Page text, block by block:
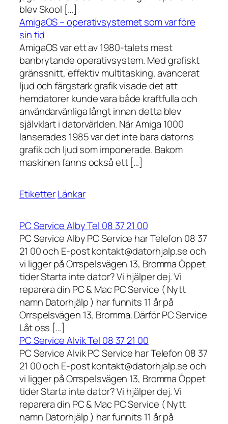
blev Skool […]
AmigaOS – operativsystemet som var före
sin tid
AmigaOS var ett av 1980-talets mest
banbrytande operativsystem. Med grafiskt
gränssnitt, effektiv multitasking, avancerat
ljud och färgstark grafik visade det att
hemdatorer kunde vara både kraftfulla och
användarvänliga långt innan detta blev
självklart i datorvärlden. När Amiga 1000
lanserades 1985 var det inte bara datorns
grafik och ljud som imponerade. Bakom
maskinen fanns också ett […]
EtiketterLänkar
PC Service Alby Tel 08 37 21 00
PC Service Alby PC Service har Telefon 08 37
21 00 och E-post kontakt@datorhjalp.se och
vi ligger på Orrspelsvägen 13, Bromma Öppet
tider Starta inte dator? Vi hjälper dej. Vi
reparera din PC & Mac PC Service ( Nytt
namn Datorhjälp ) har funnits 11 år på
Orrspelsvägen 13, Bromma. Därför PC Service
Låt oss […]
PC Service Alvik Tel 08 37 21 00
PC Service Alvik PC Service har Telefon 08 37
21 00 och E-post kontakt@datorhjalp.se och
vi ligger på Orrspelsvägen 13, Bromma Öppet
tider Starta inte dator? Vi hjälper dej. Vi
reparera din PC & Mac PC Service ( Nytt
namn Datorhjälp ) har funnits 11 år på